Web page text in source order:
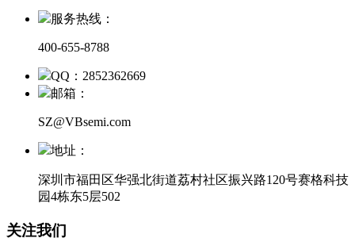
服务热线：
400-655-8788
QQ：2852362669
邮箱：
SZ@VBsemi.com
地址：
深圳市福田区华强北街道荔村社区振兴路120号赛格科技
园4栋东5层502
关注我们